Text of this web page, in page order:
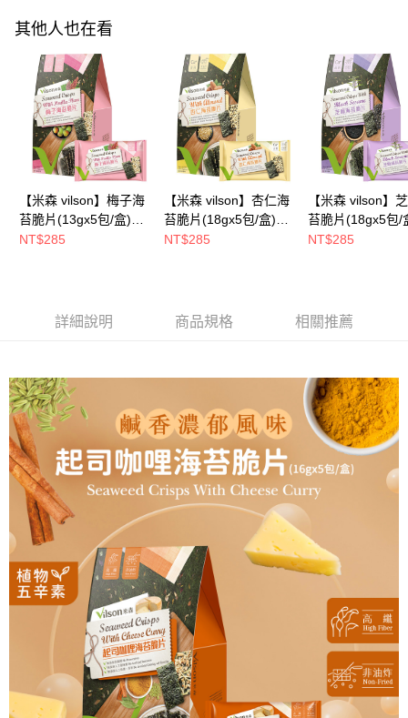
用戶於交易時，得透過本服務購買商品或服務，並由商店將買賣／分期付款
買賣價金債權讓與本公司後，依約使用本公司帳單繳交帳款。
2.基於同意付款使用「大哥付你分期」之契約關係目的，商店將以您的個人
資料（包含姓名、電話或地址）提供予台灣大哥大進項蒐集、處理及利用，
由本公司與您本人進行分期帳單所需資料之確認、核對及更正。
3.完整用戶服務條款，請詳閱以下連結：https://oppay.tw/userRule
購買商品的店家。未經商家同意取消之訂單仍視為有效，需透過AFTEE先享
※ 交易是否成功請以「AFTEE先享後付 」之結帳頁面顯示為準，若有關於
是否繳費成功／繳費後需取消欲退款等相關疑問，請聯繫「AFTEE先享後付
客戶支援中心」https://netprotections.freshdesk.com/support/home
【注意事項】
１．透過由恩沛科技股份有限公司提供之「AFTEE先享後付」服務完成之交
易，需依本服務之必要範圍內提供個人資料，並將交易相關給付款項請求債
權轉讓予恩沛科技股份有限公司。
２．關於個人資料處理事宜，請瀏覽以下網址：
https://aftee.tw/terms/#terms3
３．未成年的使用者請事先徵得法定代理人或監護人之同意方可使用
「AFTEE先享後付」，若未經同意申辦者引起之損失，本公司不負相關責
５．嚴禁一人註冊多個帳號或使用他人資訊註冊。若發現惡意使用之情形，
每筆NT$90，滿NT$699(含以上)免運費
付款後7-11取貨
每筆NT$90，滿NT$699(含以上)免運費
宅配
每筆NT$100，滿NT$699(含以上)免運費
LINEX宇迅-香港/澳門配送 ( 勿選順豐站 / 智能櫃 ) 查看運費
其他人也在看
【米森 vilson】梅子海
苔脆片(13gx5包/盒)
【消暑輕食所↘任二件
NT$285
【米森 vilson】杏仁海
苔脆片(18gx5包/盒)
【消暑輕食所↘任二件
NT$285
【米森 vilson】
苔脆片(18gx5包/
【消暑輕食所↘
NT$285
詳細說明 商品規格 相關推薦